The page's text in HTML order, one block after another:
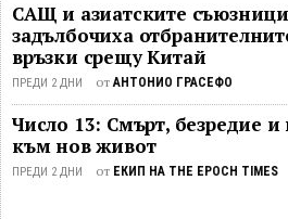
САЩ и азиатските съюзници
задълбочиха
връзки срещу Китай
ПРЕДИ 2 ДНИ от АНТОНИО ГРАСЕФО
Число 13: Смърт, безредие и
към нов живот
ПРЕДИ 2 ДНИ от ЕКИП НА THE EPOCH TIMES